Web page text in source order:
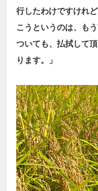
行したわけですけれ
こうというのは、も
ついても、払拭して
ります。」